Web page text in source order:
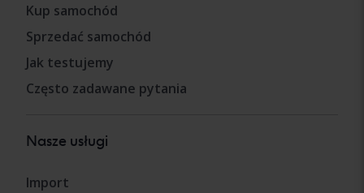
Kup samochód
Sprzedać samochód
Jak testujemy
Często zadawane pytania
Nasze usługi
Import